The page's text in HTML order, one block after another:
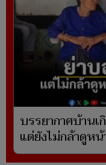
บรรยากาศบ้านเ
แต่ยังไม่กล้าดูห